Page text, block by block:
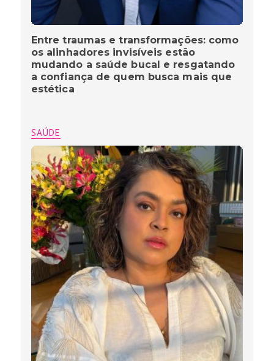
Entre traumas e transformações: como
os alinhadores invisíveis estão
mudando a saúde bucal e resgatando
a confiança de quem busca mais que
estética
SAÚDE